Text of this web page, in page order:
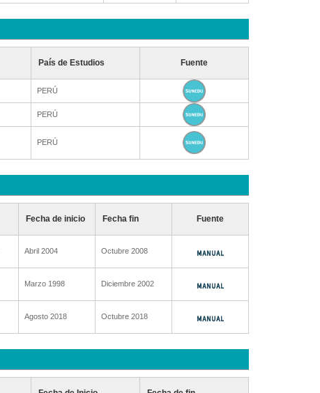
País de Estudios Fuente
PERÚ
PERÚ
PERÚ
Fecha de inicio Fecha fin Fuente
Abril 2004 Octubre 2008
Marzo 1998 Diciembre 2002
Agosto 2018 Octubre 2018